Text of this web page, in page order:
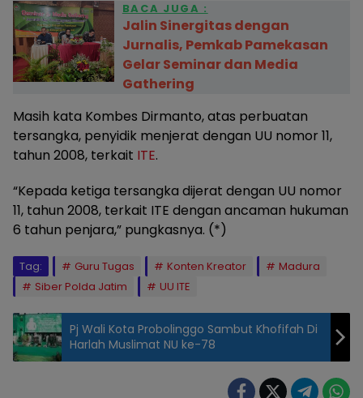
BACA JUGA :
Jalin Sinergitas dengan
Jurnalis, Pemkab Pamekasan
Gelar Seminar dan Media
Gathering
Masih kata Kombes Dirmanto, atas perbuatan
tersangka, penyidik menjerat dengan UU nomor 11,
tahun 2008, terkait ITE.
“Kepada ketiga tersangka dijerat dengan UU nomor
11, tahun 2008, terkait ITE dengan ancaman hukuman
6 tahun penjara,” pungkasnya. (*)
Tag: Guru Tugas Konten Kreator
Madura
Siber Polda Jatim
UU ITE
Pj Wali Kota Probolinggo Sambut Khofifah Di
Harlah Muslimat NU ke-78